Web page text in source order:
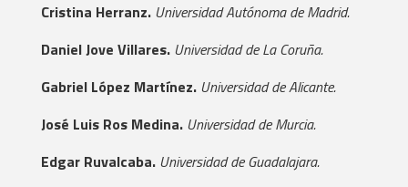
Cristina Herranz. Universidad Autónoma de Madrid.
Daniel Jove Villares. Universidad de La Coruña.
Gabriel López Martínez. Universidad de Alicante.
José Luis Ros Medina. Universidad de Murcia.
Edgar Ruvalcaba. Universidad de Guadalajara.